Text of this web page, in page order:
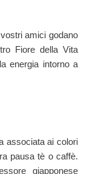
amici godano
Fiore della Vita
energia intorno a
associata ai colori
pausa tè o caffè.
giapponese